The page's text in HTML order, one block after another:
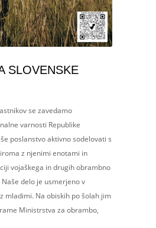
SLOVENSKE
se zavedamo
varnosti Republike
poslanstvo aktivno sodelovati s
z njenimi enotami in
vojaškega in drugih obrambno
delo je usmerjeno v
mladimi. Na obiskih po šolah jim
Ministrstva za obrambo,